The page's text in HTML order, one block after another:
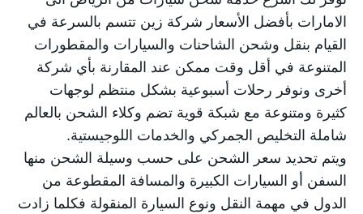
الامارات بأفضل الأسعار شركة زين تتسم بالسرعة في
القيام بنقل وشحن الشاحنات والسيارات والمقطورات
المتنوعة في أقل وقت ممكن عند المقارنة بأي شركة
أخرى ونوفر رحلات أسبوعية بشكل منتظم لوجهات
كثيرة ومتنوعة مع شبكة قوية تضم وكلاء الشحن بالعالم
شاملة التخليص الجمركي والخدمات اللوجيستية.
ويتم تحديد سعر الشحن على حسب وسيلة الشحن منها
السفن أو السيارات الكبيرة والمسافة المقطوعة من
الدول في مهمة النقل ونوع السيارة المنقولة فكلما زادت